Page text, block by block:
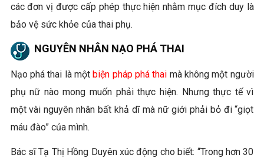
các đơn vị được cấp phép thực hiện nhằm mục đích duy là
bảo vệ sức khỏe của thai phụ.
NGUYÊN NHÂN NẠO PHÁ THAI
Nạo phá thai là mộtbiện pháp phá thai mà không một người
phụ nữ nào mong muốn phải thực hiện. Nhưng thực tế vì
một vài nguyên nhân bất khả dĩ mà nữ giới phải bỏ đi “giọt
máu đào” của mình.
Bác sĩ Tạ Thị Hồng Duyên xúc động cho biết: “Trong hơn 30